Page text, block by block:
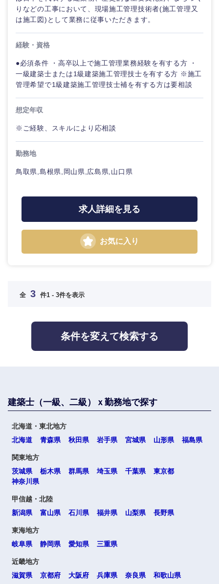
選択する
選択する
選択する
山口県 徳島県
香川県
高知県
宮崎県
選択する
りなどの工事において、現場施工管理技術者(施工管理又
は施工図)として業務に従事いただきます。
経験・資格
●必須条件 ・高卒以上で施工管理業務経験を有する方 ・
一級建築士または1級建築施工管理技士を有する方 ※施工
管理希望で1級建築施工管理技士補を有する方は要相談
想定年収
※ご経験、スキルにより応相談
勤務地
鳥取県,島根県,岡山県,広島県,山口県
求人詳細を見る
お気に入り
全 3 件1 - 3件を表示
条件を変えて検索する
建築士（一級、二級）ｘ勤務地で探す
北海道・東北地方
北海道
青森県 秋田県 岩手県 宮城県 山形県 福島県
関東地方
茨城県
栃木県 群馬県 埼玉県 千葉県
東京都
神奈川県
甲信越・北陸
新潟県
富山県 石川県 福井県 山梨県 長野県
東海地方
岐阜県
静岡県 愛知県 三重県
近畿地方
滋賀県
京都府 大阪府 兵庫県 奈良県 和歌山県